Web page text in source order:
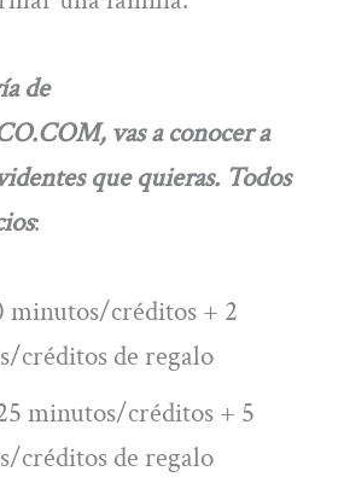
de
vas a conocer a
que quieras. Todos
:
minutos/créditos + 2
créditos de regalo
minutos/créditos + 5
créditos de regalo